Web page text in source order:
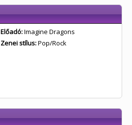
Előadó:Imagine Dragons
Zenei stílus:Pop/Rock